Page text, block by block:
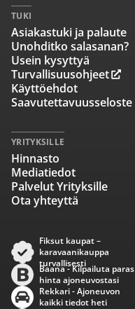
TUKI
Asiakastuki ja palaute
Unohditko salasanan?
Usein kysyttyä
Turvallisuusohjeet
Käyttöehdot
Saavutettavuusseloste
YRITYKSILLE
Hinnasto
Mediatiedot
Palvelut Yrityksille
Ota yhteyttä
Fiksut kaupat –
karavaanikauppa
turvallisesti
Baana - Kilpailuta paras
hinta ajoneuvostasi
Rekkari - Ajoneuvon
kaikki tiedot heti